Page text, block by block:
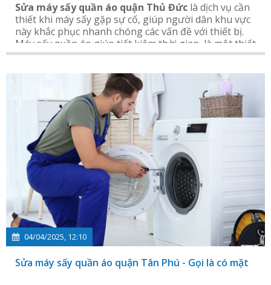
Sửa máy sấy quần áo quận Thủ Đức là dịch vụ cần
thiết khi máy sấy gặp sự cố, giúp người dân khu vực
này khắc phục nhanh chóng các vấn đề với thiết bị.
Máy sấy quần áo giúp tiết kiệm thời gian, là một thiết
bị vô cùng tiện lợi trong mọi gia đình.
04/04/2025, 12:10
Sửa máy sấy quần áo quận Tân Phú - Gọi là có mặt